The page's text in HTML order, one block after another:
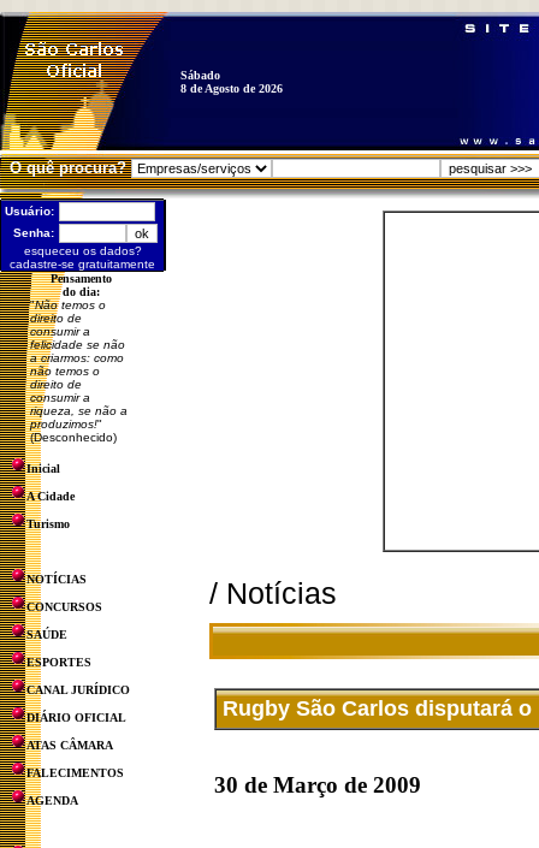
Sábado
8 de Agosto de 2026
O quê procura?
Usuário:
Senha:
esqueceu os dados?
cadastre-se gratuitamente
Pensamento
do dia:
"Não temos o
direito de
consumir a
felicidade se não
a criarmos: como
não temos o
direito de
consumir a
riqueza, se não a
produzimos!"
(Desconhecido)
Inicial
A Cidade
Turismo
NOTÍCIAS
CONCURSOS
SAÚDE
ESPORTES
CANAL JURÍDICO
DIÁRIO OFICIAL
ATAS CÂMARA
FALECIMENTOS
AGENDA
/ Notícias
Rugby São Carlos disputará
30 de Março de 2009